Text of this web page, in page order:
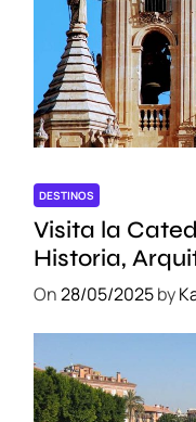
DESTINOS
Visita la
Historia,
On28/05/2025by